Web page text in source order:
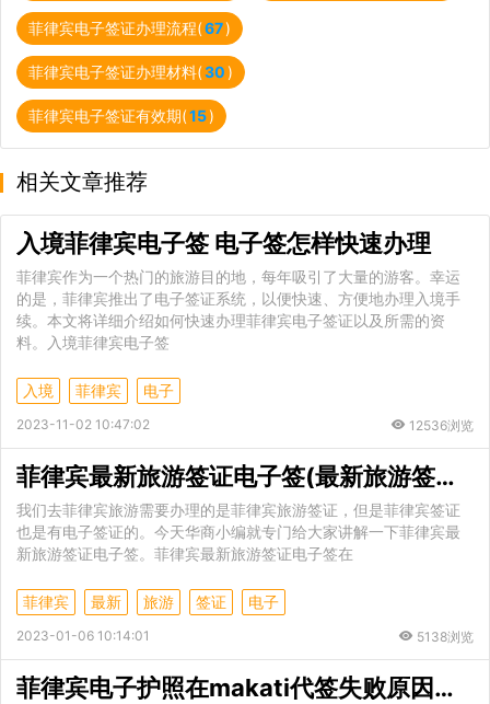
菲律宾电子签证办理流程(67)
菲律宾电子签证办理材料(30)
菲律宾电子签证有效期(15)
相关文章推荐
入境菲律宾电子签 电子签怎样快速办理
菲律宾作为一个热门的旅游目的地，每年吸引了大量的游客。幸运
的是，菲律宾推出了电子签证系统，以便快速、方便地办理入境手
续。本文将详细介绍如何快速办理菲律宾电子签证以及所需的资
料。入境菲律宾电子签
入境 菲律宾 电子
2023-11-02 10:47:02 12536浏览
菲律宾最新旅游签证电子签(最新旅游签证电子签讲解)
我们去菲律宾旅游需要办理的是菲律宾旅游签证，但是菲律宾签证
也是有电子签证的。今天华商小编就专门给大家讲解一下菲律宾最
新旅游签证电子签。菲律宾最新旅游签证电子签在
菲律宾 最新 旅游 签证 电子
2023-01-06 10:14:01 5138浏览
菲律宾电子护照在makati代签失败原因有哪些